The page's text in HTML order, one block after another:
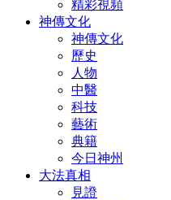
精彩視頻
神傳文化
神傳文化
歷史
人物
中醫
科技
藝術
典籍
今日神州
大法真相
見證